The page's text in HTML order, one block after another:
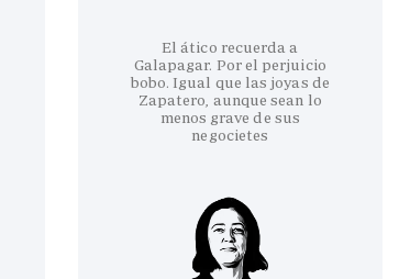
El ático recuerda a
Galapagar. Por el perjuicio
bobo. Igual que las joyas de
Zapatero, aunque sean lo
menos grave de sus
negocietes